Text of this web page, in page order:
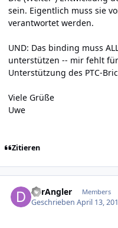
sein. Eigentlich muss sie
verantwortet werden.
UND: Das binding muss
unterstützen -- mir fehlt
Unterstützung des PTC-
Viele Grüße
Uwe
Zitieren
derAngler Members
GeschriebenApril 13,